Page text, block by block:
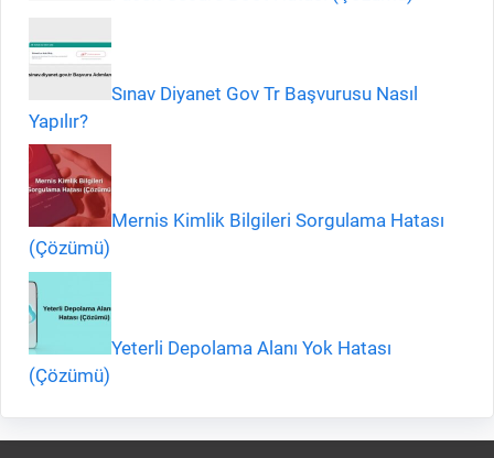
Sınav Diyanet Gov Tr Başvurusu Nasıl
Yapılır?
Mernis Kimlik Bilgileri Sorgulama Hatası
(Çözümü)
Yeterli Depolama Alanı Yok Hatası
(Çözümü)